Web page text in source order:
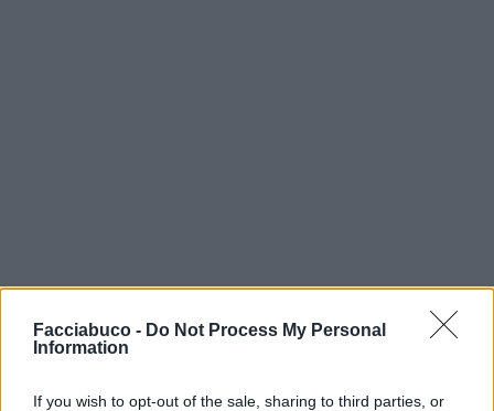
Facciabuco - Do Not Process My Personal
Information
If you wish to opt-out of the sale, sharing to third parties, or